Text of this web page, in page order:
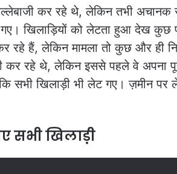
कर रहे थे, लेकिन तभी अचानक
खिलाड़ियों को लेटता हुआ देख कुछ
रहे हैं, लेकिन मामला तो कुछ और
कर रहे थे, लेकिन इससे पहले वे अपना
सभी खिलाड़ी भी लेट गए। ज़मीन
सभी खिलाड़ी